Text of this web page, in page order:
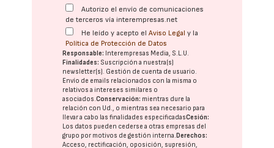
Autorizo el envío de comunicaciones
de terceros vía interempresas.net
He leído y acepto elAviso Legal y la
Política de Protección de Datos
Responsable: Interempresas Media, S.L.U.
Finalidades: Suscripción a nuestra(s)
newsletter(s). Gestión de cuenta de usuario.
Envío de emails relacionados con la misma o
relativos a intereses similares o
asociados.Conservación: mientras dure la
relación con Ud., o mientras sea necesario para
llevar a cabo las finalidades especificadasCesión:
Los datos pueden cederse a otras empresas del
grupo por motivos de gestión interna.Derechos:
Acceso, rectificación, oposición, supresión,